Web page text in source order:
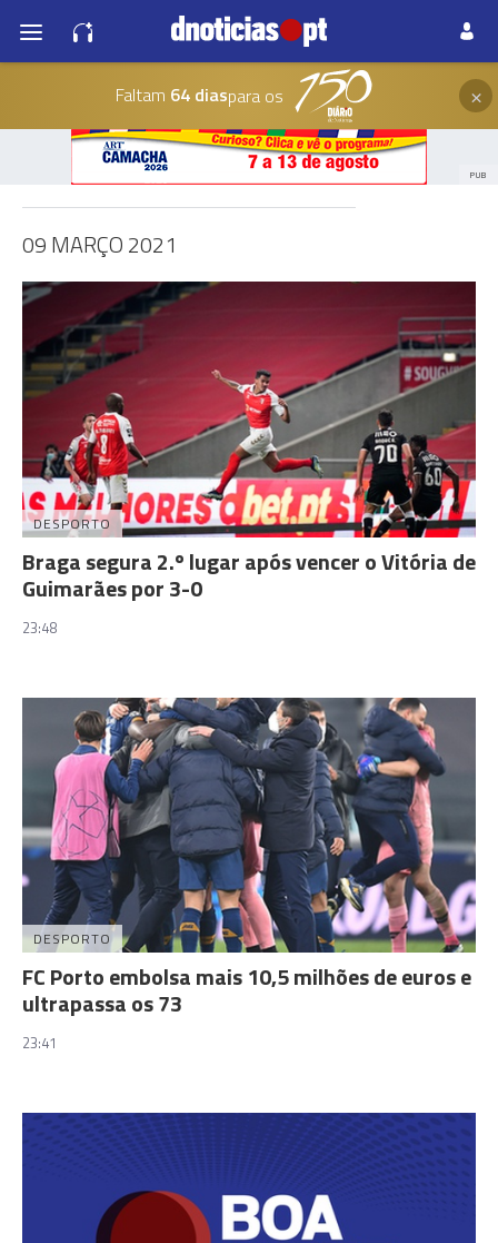
Faltam 64 diaspara os ×
PUB
09 MARÇO 2021
DESPORTO
Braga segura 2.º lugar após vencer o Vitória de
Guimarães por 3-0
23:48
DESPORTO
FC Porto embolsa mais 10,5 milhões de euros e
ultrapassa os 73
23:41